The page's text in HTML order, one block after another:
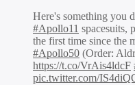
Here's something you
#Apollo11 spacesuits,
the first time since the
#Apollo50 (Order:
https://t.co/VrAis4ldcF
pic.twitter.com/